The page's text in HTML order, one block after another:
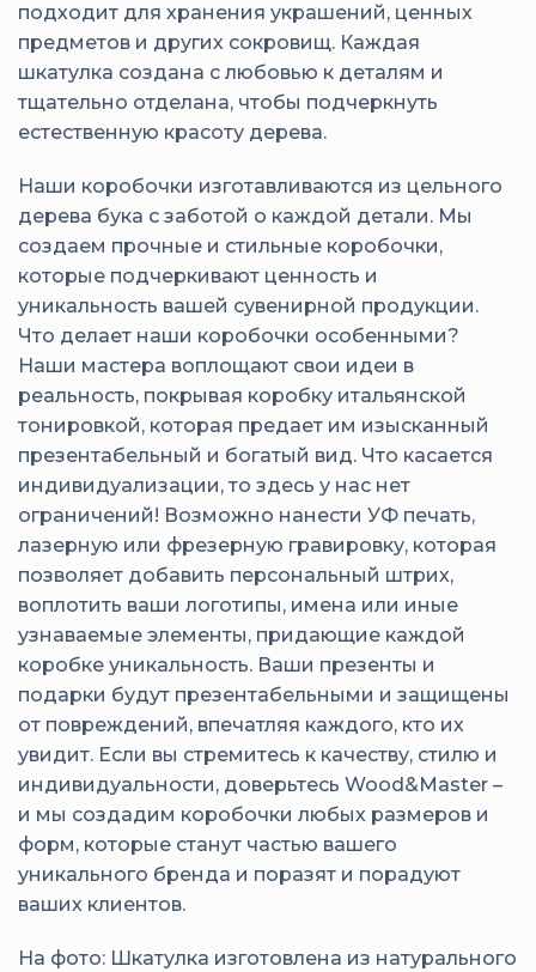
подходит для хранения украшений, ценных
предметов и других сокровищ. Каждая
шкатулка создана с любовью к деталям и
тщательно отделана, чтобы подчеркнуть
естественную красоту дерева.
Наши коробочки изготавливаются из цельного
дерева бука с заботой о каждой детали. Мы
создаем прочные и стильные коробочки,
которые подчеркивают ценность и
уникальность вашей сувенирной продукции.
Что делает наши коробочки особенными?
Наши мастера воплощают свои идеи в
реальность, покрывая коробку итальянской
тонировкой, которая предает им изысканный
презентабельный и богатый вид. Что касается
индивидуализации, то здесь у нас нет
ограничений! Возможно нанести УФ печать,
лазерную или фрезерную гравировку, которая
позволяет добавить персональный штрих,
воплотить ваши логотипы, имена или иные
узнаваемые элементы, придающие каждой
коробке уникальность. Ваши презенты и
подарки будут презентабельными и защищены
от повреждений, впечатляя каждого, кто их
увидит. Если вы стремитесь к качеству, стилю и
индивидуальности, доверьтесь Wood&Master –
и мы создадим коробочки любых размеров и
форм, которые станут частью вашего
уникального бренда и поразят и порадуют
ваших клиентов.
На фото: Шкатулка изготовлена из натурального